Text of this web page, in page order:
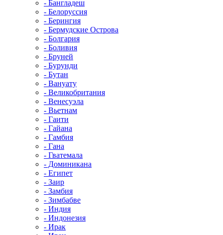
- Бангладеш
- Белоруссия
- Берингия
- Бермудские Острова
- Болгария
- Боливия
- Бруней
- Бурунди
- Бутан
- Вануату
- Великобритания
- Венесуэла
- Вьетнам
- Гаити
- Гайана
- Гамбия
- Гана
- Гватемала
- Доминикана
- Египет
- Заир
- Замбия
- Зимбабве
- Индия
- Индонезия
- Ирак